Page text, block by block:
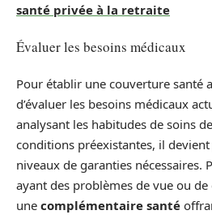
santé privée à la retraite
Évaluer les besoins médicaux
Pour établir une couverture santé
d’évaluer les besoins médicaux
analysant les habitudes de soins
conditions préexistantes, il
niveaux de garanties nécessaires.
ayant des problèmes de vue ou
une complémentaire santé